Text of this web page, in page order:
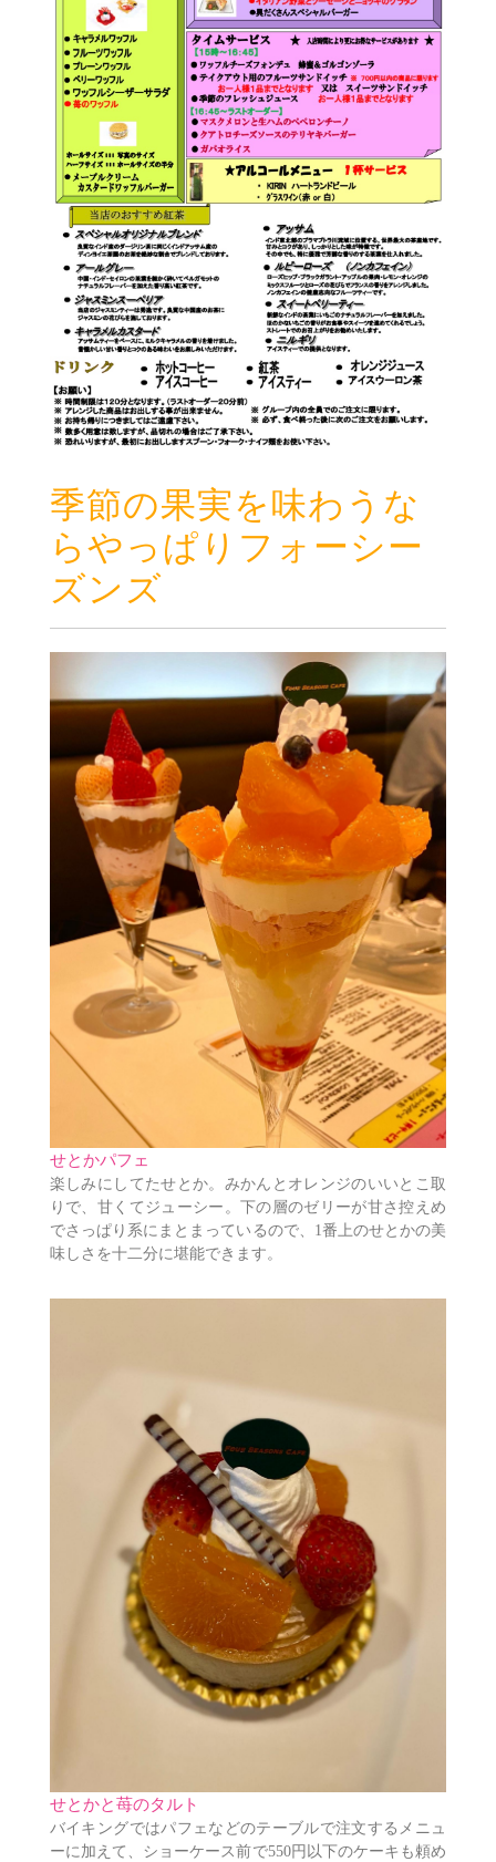
季節の果実を味わうな
らやっぱりフォーシー
ズンズ
せとかパフェ
楽しみにしてたせとか。みかんとオレンジのいいとこ取
りで、甘くてジューシー。下の層のゼリーが甘さ控えめ
でさっぱり系にまとまっているので、1番上のせとかの美
味しさを十二分に堪能できます。
せとかと苺のタルト
バイキングではパフェなどのテーブルで注文するメニュ
ーに加えて、ショーケース前で550円以下のケーキも頼め